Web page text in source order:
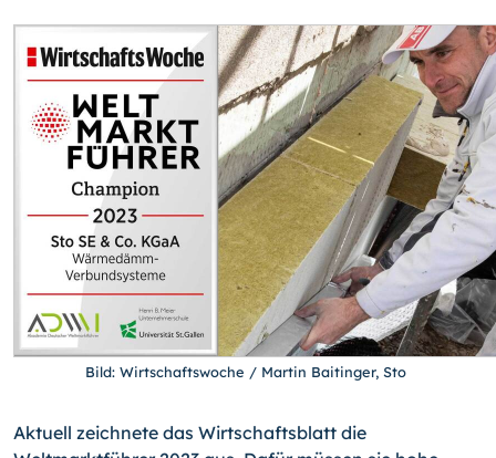
Bild: Wirtschaftswoche / Martin Baitinger, Sto
Aktuell zeichnete das Wirtschaftsblatt die